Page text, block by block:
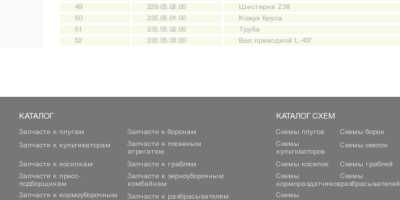
49
229.05.02.00 Шестерня Z38
50
235.05.01.00 Кожух бруса
51
235.05.02.00 Труба
52
235.05.03.00 Вал приводной L-437
КАТАЛОГ
Запчасти к плугам Запчасти к боронам
Запчасти к культиваторам
Запчасти к посевным
агрегатам
Запчасти к косилкам
Запчасти к граблям
Запчасти к пресс-
подборщикам
Запчасти к зерноуборочным
комбайнам
Запчасти к кормоуборочным
Запчасти к разбрасывателям
КАТАЛОГ СХЕМ
Схемы плугов
Схемы борон
Схемы
культиваторов
Схемы сеялок
Схемы косилок
Схемы граблей
Схемы
кормораздатчиков
Схемы
разбрасывателей
Схемы